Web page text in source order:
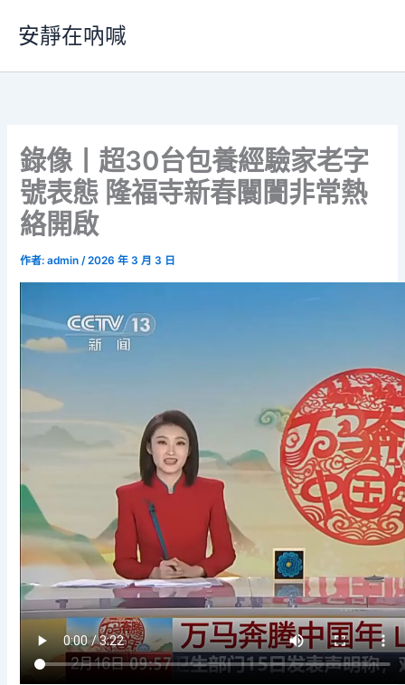
要
安靜在吶喊
錄像丨超30台包養經驗家老字
號表態 隆福寺新春闤闠非常熱
絡開啟
作者:admin/2026 年 3 月 3 日